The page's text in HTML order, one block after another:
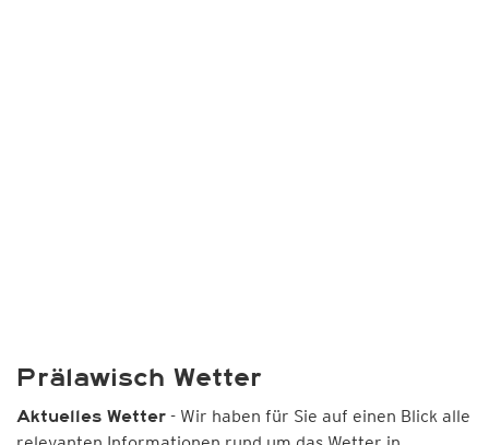
Prälawisch Wetter
Aktuelles Wetter - Wir haben für Sie auf einen Blick alle